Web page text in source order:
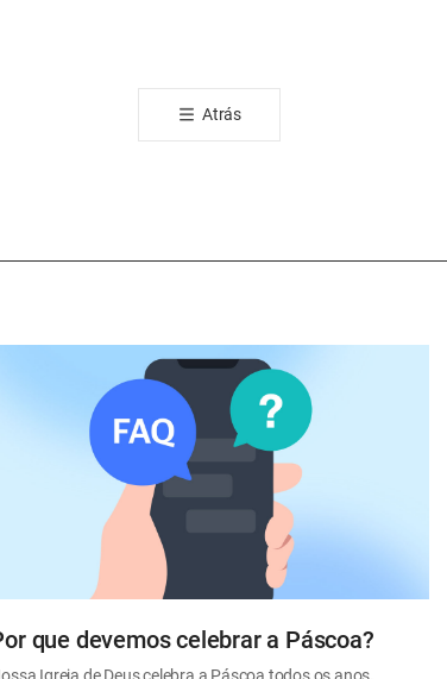
Atrás
que devemos celebrar a Páscoa?
Igreja de Deus celebra a Páscoa todos os anos.